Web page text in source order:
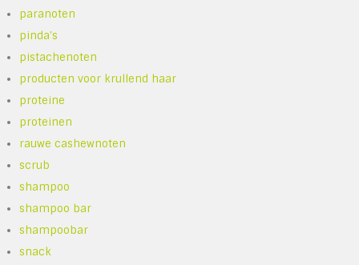
paranoten
pinda's
pistachenoten
producten voor krullend haar
proteine
proteinen
rauwe cashewnoten
scrub
shampoo
shampoo bar
shampoobar
snack